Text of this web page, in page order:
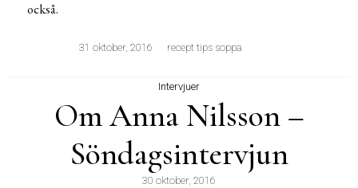
också.
31 oktober, 2016 recept tips soppa
Intervjuer
Om Anna Nilsson –
Söndagsintervjun
30 oktober, 2016